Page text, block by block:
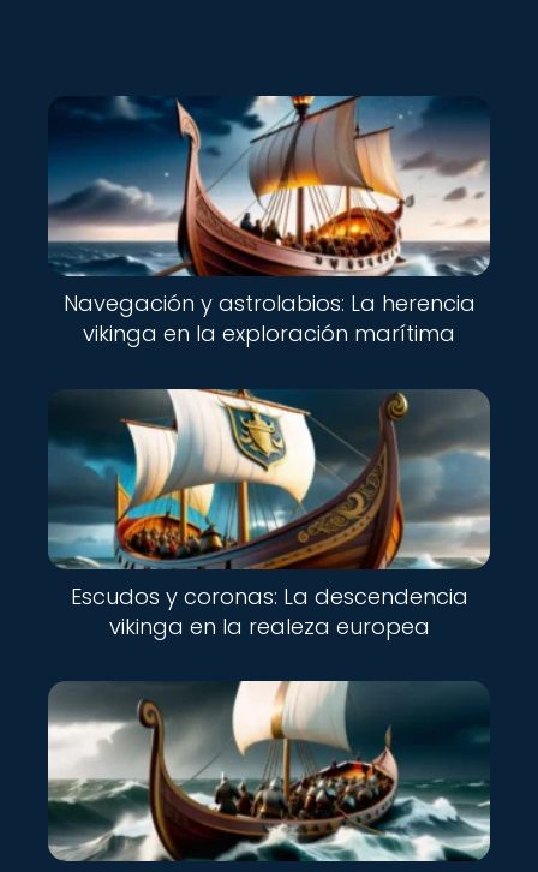
Navegación y astrolabios: La herencia
vikinga en la exploración marítima
Escudos y coronas: La descendencia
vikinga en la realeza europea